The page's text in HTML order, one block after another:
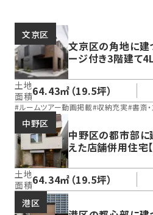
文京区
文京区の角地に建
ージ付き3階建て
土地
面積64.43㎡（19.5坪）
#ルームツアー動画掲載#収納充実#書斎
中野区
中野区の都市部に
えた店舗併用住宅
土地
面積64.34㎡（19.5坪）
港区